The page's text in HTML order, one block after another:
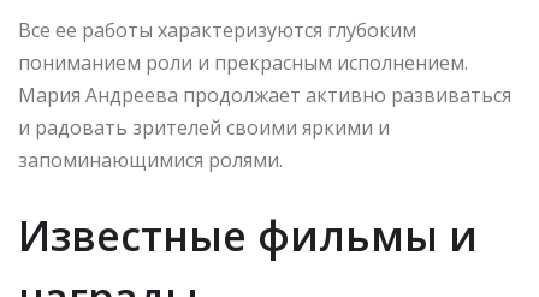
Все ее работы характеризуются глубоким
пониманием роли и прекрасным исполнением.
Мария Андреева продолжает активно развиваться
и радовать зрителей своими яркими и
запоминающимися ролями.
Известные фильмы и